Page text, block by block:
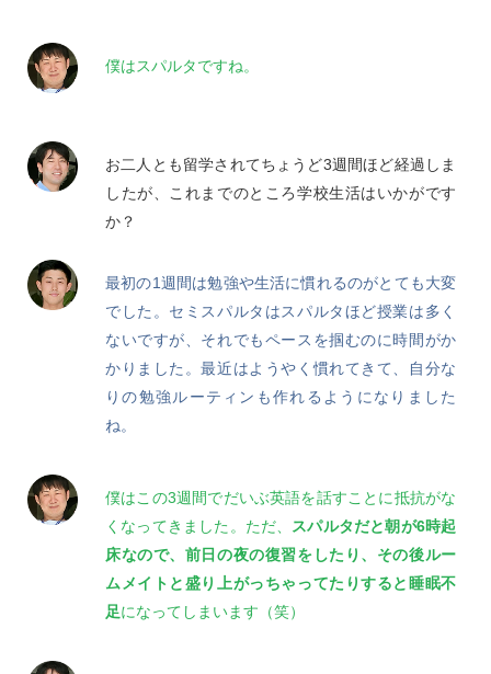
僕はスパルタですね。
お二人とも留学されてちょうど3週間ほど経過しま
したが、これまでのところ学校生活はいかがです
か？
最初の1週間は勉強や生活に慣れるのがとても大変
でした。セミスパルタはスパルタほど授業は多く
ないですが、それでもペースを掴むのに時間がか
かりました。最近はようやく慣れてきて、自分な
りの勉強ルーティンも作れるようになりました
ね。
僕はこの3週間でだいぶ英語を話すことに抵抗がな
くなってきました。ただ、
スパルタだと朝が6時起
床なので、前日の夜の復習をしたり、その後ルー
ムメイトと盛り上がっちゃってたりすると睡眠不
足になってしまいます（笑）